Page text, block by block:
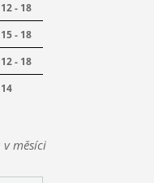
12 - 18
15 - 18
12 - 18
14
měsíci